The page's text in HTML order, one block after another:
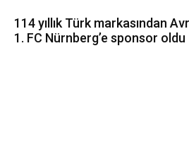
114 yıllık Türk markasından
1. FC Nürnberg’e sponsor oldu